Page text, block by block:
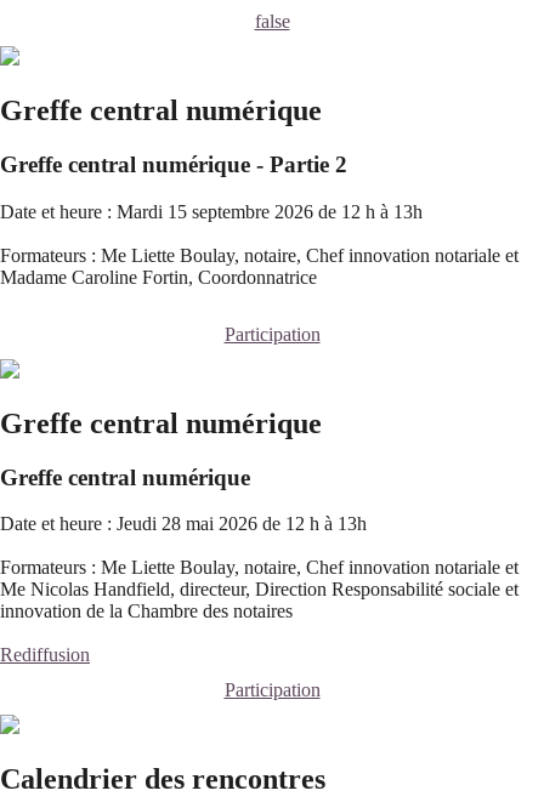
false
Greffe central numérique
Greffe central numérique - Partie 2
Date et heure : Mardi 15 septembre 2026 de 12 h à 13h
Formateurs : Me Liette Boulay, notaire, Chef innovation notariale et
Madame Caroline Fortin, Coordonnatrice
Participation
Greffe central numérique
Greffe central numérique
Date et heure : Jeudi 28 mai 2026 de 12 h à 13h
Formateurs : Me Liette Boulay, notaire, Chef innovation notariale et
Me Nicolas Handfield, directeur, Direction Responsabilité sociale et
innovation de la Chambre des notaires
Rediffusion
Participation
Calendrier des rencontres